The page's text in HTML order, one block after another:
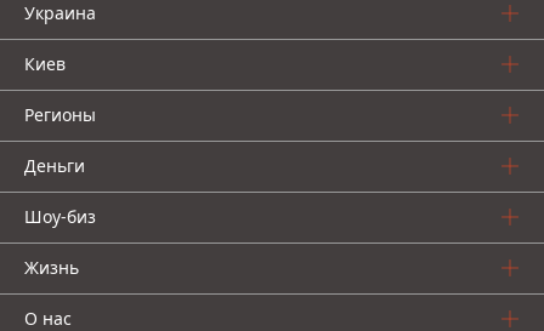
Украина
Киев
Регионы
Деньги
Шоу-биз
Жизнь
О нас